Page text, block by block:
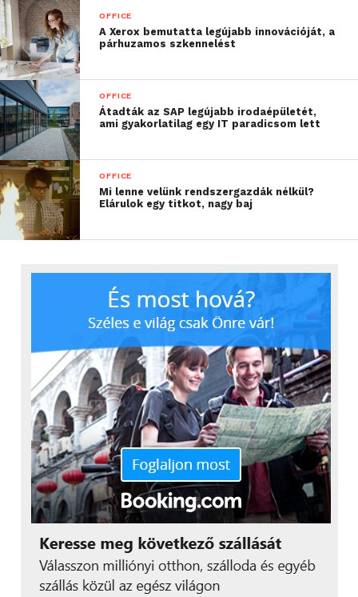
240B7QPJEB és a 240B7QPTEB típus ideális választás,
a kijelző tökéletes eszköz bármilyen irodai
alkalmazás futtatására. A felhasználók az éles
képeket és az élénk színeket is értékelni fogják. Az
ultravékony képernyőkeret nem vonja el a figyelmet
a lényegről, ezzel a képernyő ideális választás a több
képernyőt vagy a képernyők mozaikszerű
elrendezését használó megoldások esetében is. A
kijelző természetesen fotók vagy videók
megtekintése esetén is kiváló képminőséget
biztosít.
Professzionális csatlakoztathatóság
Az adatforrások széles skálájához történő hatékony
csatlakozóval, DisplayPorttal és univerzális HDMI-
csatlakozóval vannak ellátva. A szupergyors
adattovábbítás érdekében pedig mindkét kijelző
támogatja az USB 3.0 szabványt, amely 5,0
Gbit/másodperc sebességgel (körülbelül az USB 2.0
sebességének tízszerese) továbbítja az adatait.
A Philips új, 240B7QPJEB és 240B7QPTEB típusú
LCD-kijelzői már kaphatók a kereskedelmi
forgalomban. Ajánlott fogyasztói áruk 109 289 forint,
illetve 112 419 forint.
OFFICE
A Xerox bemutatta legújabb innovációját, a
párhuzamos szkennelést
OFFICE
Átadták az SAP legújabb irodaépületét,
ami gyakorlatilag egy IT paradicsom lett
OFFICE
Mi lenne velünk rendszergazdák nélkül?
Elárulok egy titkot, nagy baj